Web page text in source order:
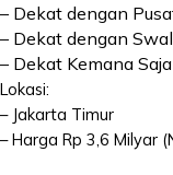
– Dekat dengan
– Dekat dengan
– Dekat Kemana Saja
Lokasi:
– Jakarta Timur
– Harga Rp 3,6 Milyar